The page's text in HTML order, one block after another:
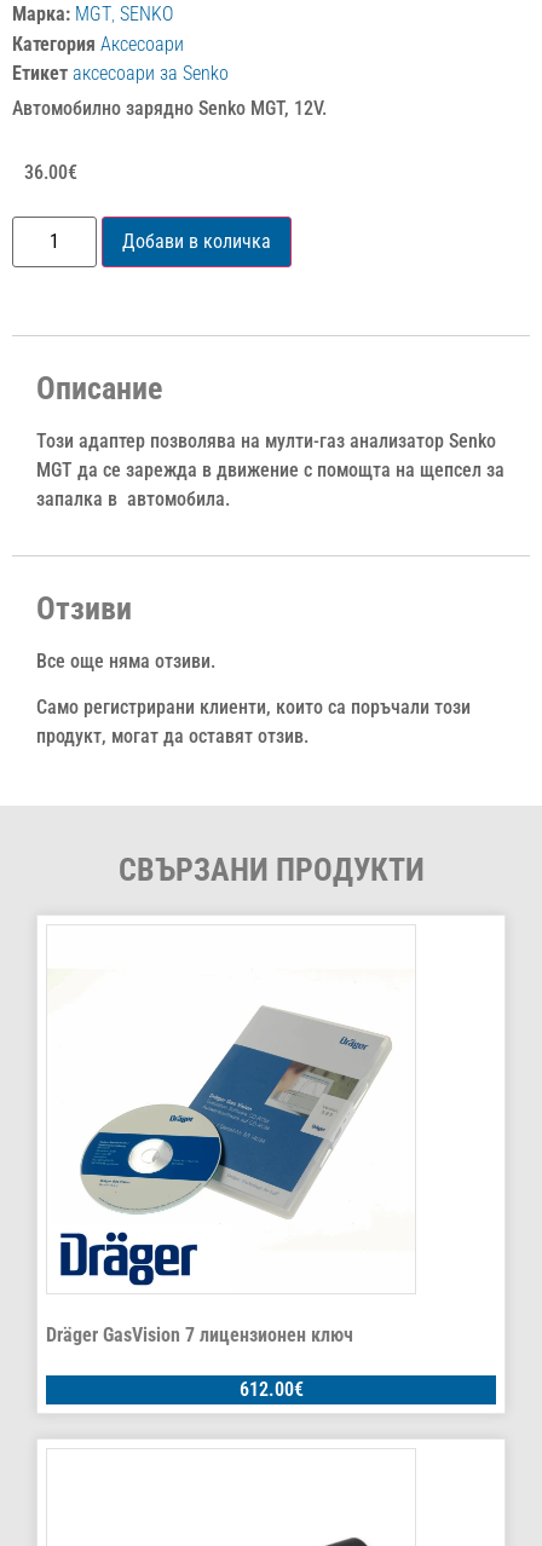
Марка: MGT SENKO
Категория Аксесоари
Етикет аксесоари за Senko
Автомобилно зарядно Senko MGT, 12V.
36.00€
Добави в количка
Описание
Този адаптер позволява на мулти-газ анализатор Senko
MGT да се зарежда в движение с помощта на щепсел за
запалка в автомобила.
Отзиви
Все още няма отзиви.
Само регистрирани клиенти, които са поръчали този
продукт, могат да оставят отзив.
СВЪРЗАНИ ПРОДУКТИ
Dräger GasVision 7 лицензионен ключ
612.00€